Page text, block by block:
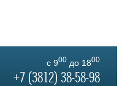
c 900 до 1800
+7 (3812) 38-58-98